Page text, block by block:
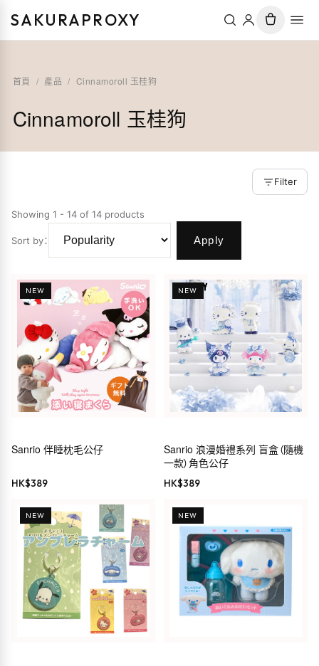
SAKURAPROXY
首頁 / 產品 / Cinnamoroll 玉桂狗
Cinnamoroll 玉桂狗
Filter
Showing 1 - 14 of 14 products
Sort by： Apply
NEW
Sanrio 伴睡枕毛公仔
HK$389
NEW
Sanrio 浪漫婚禮系列 盲盒（隨機
一款）角色公仔
HK$389
NEW NEW